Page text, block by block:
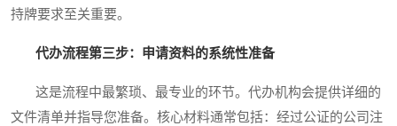
持牌要求至关重要。
代办流程第三步：申请资料的系统性准备
这是流程中最繁琐、最专业的环节。代办机构会提供详细的
文件清单并指导您准备。核心材料通常包括：经过公证的公司注